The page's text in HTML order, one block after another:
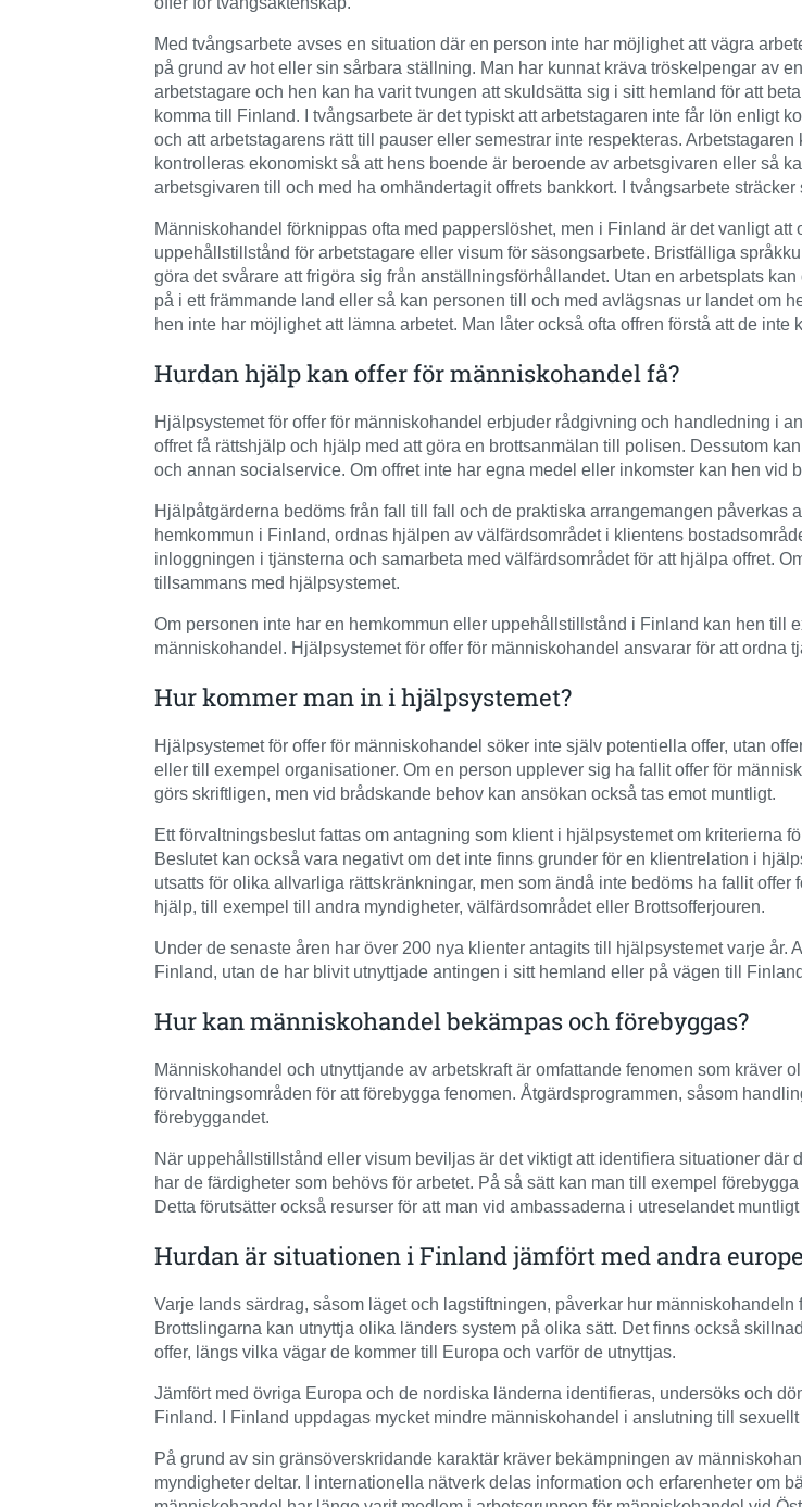
Med tvångsarbete avses en situation där en person inte har möjlighet att vägra
på grund av hot eller sin sårbara ställning. Man har kunnat kräva tröskelpengar av
arbetstagare och hen kan ha varit tvungen att skuldsätta sig i sitt hemland för att
komma till Finland. I tvångsarbete är det typiskt att arbetstagaren inte får lön enligt
och att arbetstagarens rätt till pauser eller semestrar inte respekteras. Arbetstagaren
kontrolleras ekonomiskt så att hens boende är beroende av arbetsgivaren eller så
arbetsgivaren till och med ha omhändertagit offrets bankkort. I tvångsarbete
Människohandel förknippas ofta med papperslöshet, men i Finland är det vanligt
uppehållstillstånd för arbetstagare eller visum för säsongsarbete. Bristfälliga
göra det svårare att frigöra sig från anställningsförhållandet. Utan en arbetsplats
på i ett främmande land eller så kan personen till och med avlägsnas ur landet om
hen inte har möjlighet att lämna arbetet. Man låter också ofta offren förstå att de
Hurdan hjälp kan offer för människohandel få?
Hjälpsystemet för offer för människohandel erbjuder rådgivning och handledning i
offret få rättshjälp och hjälp med att göra en brottsanmälan till polisen. Dessutom
och annan socialservice. Om offret inte har egna medel eller inkomster kan hen vid
Hjälpåtgärderna bedöms från fall till fall och de praktiska arrangemangen påverkas
hemkommun i Finland, ordnas hjälpen av välfärdsområdet i klientens
inloggningen i tjänsterna och samarbeta med välfärdsområdet för att hjälpa offret.
tillsammans med hjälpsystemet.
Om personen inte har en hemkommun eller uppehållstillstånd i Finland kan hen till
människohandel. Hjälpsystemet för offer för människohandel ansvarar för att ordna
Hur kommer man in i hjälpsystemet?
Hjälpsystemet för offer för människohandel söker inte själv potentiella offer, utan
eller till exempel organisationer. Om en person upplever sig ha fallit offer för
görs skriftligen, men vid brådskande behov kan ansökan också tas emot muntligt.
Ett förvaltningsbeslut fattas om antagning som klient i hjälpsystemet om kriterierna
Beslutet kan också vara negativt om det inte finns grunder för en klientrelation i
utsatts för olika allvarliga rättskränkningar, men som ändå inte bedöms ha fallit
hjälp, till exempel till andra myndigheter, välfärdsområdet eller Brottsofferjouren.
Under de senaste åren har över 200 nya klienter antagits till hjälpsystemet varje
Finland, utan de har blivit utnyttjade antingen i sitt hemland eller på vägen till
Hur kan människohandel bekämpas och förebyggas?
Människohandel och utnyttjande av arbetskraft är omfattande fenomen som kräver
förvaltningsområden för att förebygga fenomen. Åtgärdsprogrammen, såsom
förebyggandet.
När uppehållstillstånd eller visum beviljas är det viktigt att identifiera situationer där
har de färdigheter som behövs för arbetet. På så sätt kan man till exempel
Detta förutsätter också resurser för att man vid ambassaderna i utreselandet
Hurdan är situationen i Finland jämfört med andra
Varje lands särdrag, såsom läget och lagstiftningen, påverkar hur
Brottslingarna kan utnyttja olika länders system på olika sätt. Det finns också
offer, längs vilka vägar de kommer till Europa och varför de utnyttjas.
Jämfört med övriga Europa och de nordiska länderna identifieras, undersöks och
Finland. I Finland uppdagas mycket mindre människohandel i anslutning till
På grund av sin gränsöverskridande karaktär kräver bekämpningen av
myndigheter deltar. I internationella nätverk delas information och erfarenheter om